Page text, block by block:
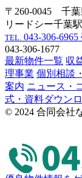
〒260-0045 千葉
リードシー千葉
TEL. 043-306-6965
043-306-1677
最新物件一覧 収
理事業 個別相談
案内 ニュース・
式・資料ダウン
© 2024 合同会社